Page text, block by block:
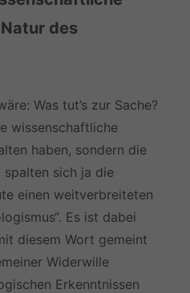
des
Was tut’s zur Sache?
wissenschaftliche
haben, sondern die
spalten sich ja die
einen weitverbreiteten
Es ist dabei
diesem Wort gemeint
Widerwille
Erkenntnissen